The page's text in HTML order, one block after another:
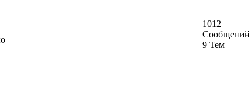
1012
Сообщений
9 Тем